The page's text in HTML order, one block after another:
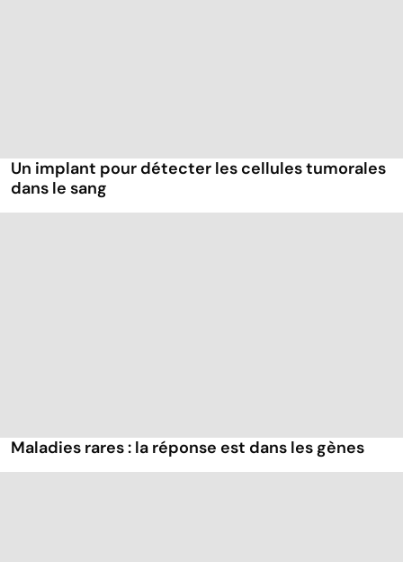
Un implant pour détecter les cellules tumorales
dans le sang
Maladies rares : la réponse est dans les gènes